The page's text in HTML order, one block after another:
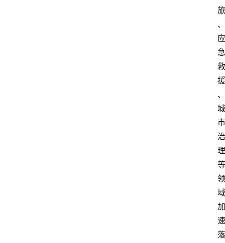
旅
、
应
急
救
援
、
城
市
治
理
等
领
域
加
速
落